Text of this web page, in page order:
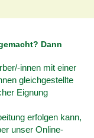
Dann
innen mit einer
gleichgestellte
Eignung
erfolgen kann,
unser Online-